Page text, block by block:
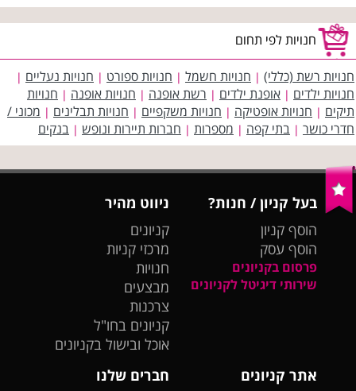
חנויות לפי תחום
חנויות רשת (כללי) | חנויות חשמל | חנויות ספורט | חנויות נעליים |
חנויות ילדים | אופנת ילדים | רשת אופנה | חנויות אופנה | חנויות
תיקים | חנויות אופטיקה | חנויות משקפיים | חנויות תבלינים | מכוני /
חדרי כושר | בתי קפה | מספרות | חברות תיירות ונופש | בנקים
בעל קניון / חנות?
הוסף קניון
הוסף עסק
פרסום בקניונים
שירותי דיגיטל לקניונים
ניווט מהיר
קניונים
מרכזי קניות
חנויות
מבצעים
צרכנות
קניונים בחו"ל
אוכל ובישול בקניונים
אתר קניונים
חברים שלנו